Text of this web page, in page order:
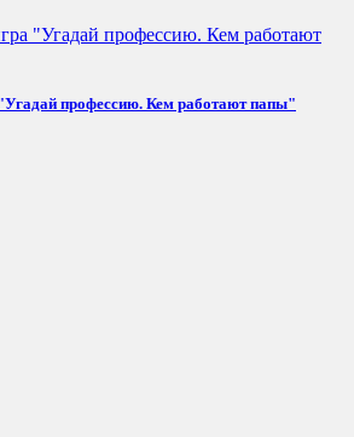
профессию. Кем работают папы"